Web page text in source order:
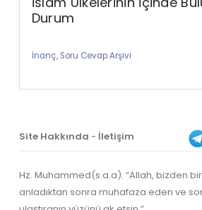
Durum
İnanç, Soru Cevap Arşivi
Site Hakkında - İletişim
Hz. Muhammed(s.a.a): “Allah, bizden
anladıktan sonra muhafaza eden ve